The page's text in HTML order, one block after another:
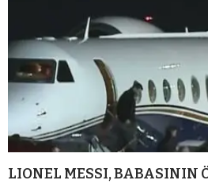
LIONEL MESSI, BABASININ